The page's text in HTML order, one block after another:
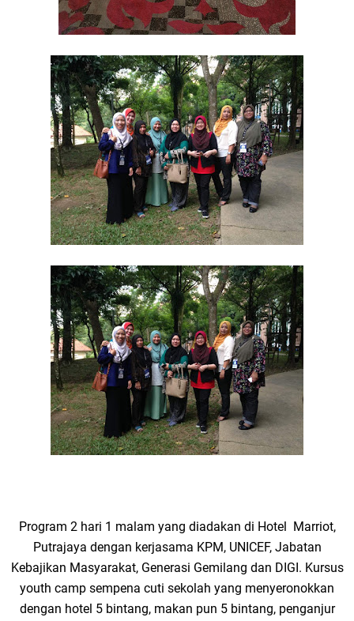
Program 2 hari 1 malam yang diadakan di Hotel Marriot,
Putrajaya dengan kerjasama KPM, UNICEF, Jabatan
Kebajikan Masyarakat, Generasi Gemilang dan DIGI. Kursus
youth camp sempena cuti sekolah yang menyeronokkan
dengan hotel 5 bintang, makan pun 5 bintang, penganjur